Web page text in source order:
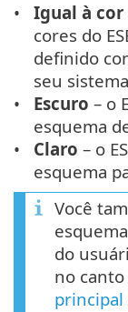
Igual à
cores do
definido
seu
Escuro – o
esquema
Claro – o
esquema
Você
do
no
principal